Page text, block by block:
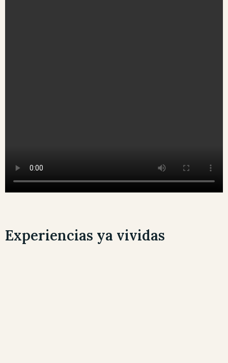
Experiencias ya vividas